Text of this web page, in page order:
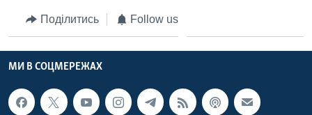
Поділитись Follow us
МИ В СОЦМЕРЕЖАХ